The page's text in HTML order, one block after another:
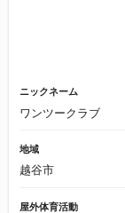
ニックネーム
ワンツークラブ
地域
越谷市
屋外体育活動